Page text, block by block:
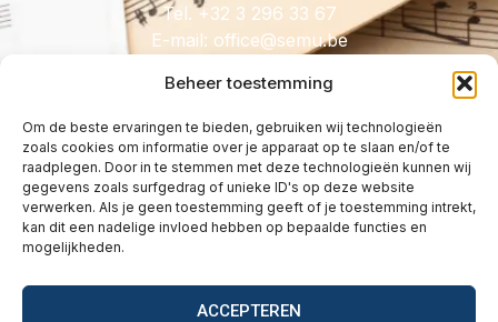
Beheer toestemming
Om de beste ervaringen te bieden, gebruiken wij technologieën
zoals cookies om informatie over je apparaat op te slaan en/of te
raadplegen. Door in te stemmen met deze technologieën kunnen wij
gegevens zoals surfgedrag of unieke ID's op deze website
verwerken. Als je geen toestemming geeft of je toestemming intrekt,
kan dit een nadelige invloed hebben op bepaalde functies en
mogelijkheden.
ACCEPTEREN
Tel. +32 3 296 33 67
E-mail:
eb.umes
@eciffo
HANDIG
Licenties
Tarieven
Wetgeving